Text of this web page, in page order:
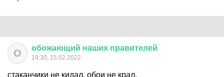
О обожающий наших правителей
19:30, 15.02.2022
стаканчики не кидал. обои не крал.